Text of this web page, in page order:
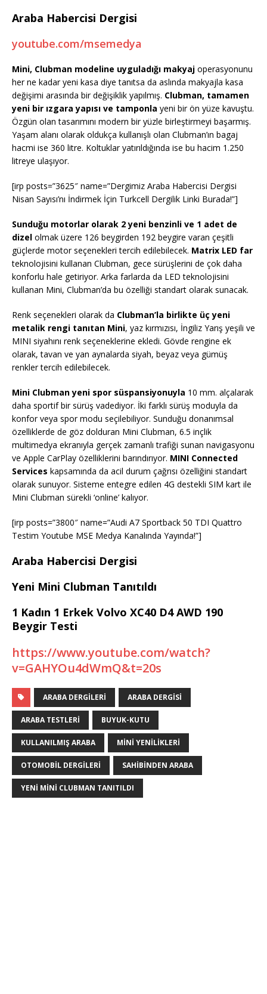
Araba Habercisi Dergisi
youtube.com/msemedya
Mini, Clubman modeline uyguladığı makyaj operasyonunu
her ne kadar yeni kasa diye tanıtsa da aslında makyajla kasa
değişimi arasında bir değişiklik yapılmış. Clubman, tamamen
yeni bir ızgara yapısı ve tamponla yeni bir ön yüze kavuştu.
Özgün olan tasarımını modern bir yüzle birleştirmeyi başarmış.
Yaşam alanı olarak oldukça kullanışlı olan Clubman’ın bagaj
hacmi ise 360 litre. Koltuklar yatırıldığında ise bu hacim 1.250
litreye ulaşıyor.
[irp posts=”3625″ name=”Dergimiz Araba Habercisi Dergisi
Nisan Sayısı’nı İndirmek İçin Turkcell Dergilik Linki Burada!”]
Sunduğu motorlar olarak 2 yeni benzinli ve 1 adet de
dizel olmak üzere 126 beygirden 192 beygire varan çeşitli
güçlerde motor seçenekleri tercih edilebilecek. Matrix LED far
teknolojisini kullanan Clubman, gece sürüşlerini de çok daha
konforlu hale getiriyor. Arka farlarda da LED teknolojisini
kullanan Mini, Clubman’da bu özelliği standart olarak sunacak.
Renk seçenekleri olarak da Clubman’la birlikte üç yeni
metalik rengi tanıtan Mini, yaz kırmızısı, İngiliz Yarış yeşili ve
MINI siyahını renk seçeneklerine ekledi. Gövde rengine ek
olarak, tavan ve yan aynalarda siyah, beyaz veya gümüş
renkler tercih edilebilecek.
Mini Clubman yeni spor süspansiyonuyla 10 mm. alçalarak
daha sportif bir sürüş vadediyor. İki farklı sürüş moduyla da
konfor veya spor modu seçilebiliyor. Sunduğu donanımsal
özelliklerde de göz dolduran Mini Clubman, 6.5 inçlik
multimedya ekranıyla gerçek zamanlı trafiği sunan navigasyonu
ve Apple CarPlay özelliklerini barındırıyor. MINI Connected
Services kapsamında da acil durum çağrısı özelliğini standart
olarak sunuyor. Sisteme entegre edilen 4G destekli SIM kart ile
Mini Clubman sürekli ‘online’ kalıyor.
[irp posts=”3800″ name=”Audi A7 Sportback 50 TDI Quattro
Testim Youtube MSE Medya Kanalında Yayında!”]
Araba Habercisi Dergisi
Yeni Mini Clubman Tanıtıldı
1 Kadın 1 Erkek Volvo XC40 D4 AWD 190
Beygir Testi
https://www.youtube.com/watch?
v=GAHYOu4dWmQ&t=20s
ARABA DERGILERI ARABA DERGISI
ARABA TESTLERI BUYUK-KUTU
KULLANILMIŞ ARABA MINI YENILIKLERI
OTOMOBIL DERGILERI SAHIBINDEN ARABA
YENI MINI CLUBMAN TANITILDI